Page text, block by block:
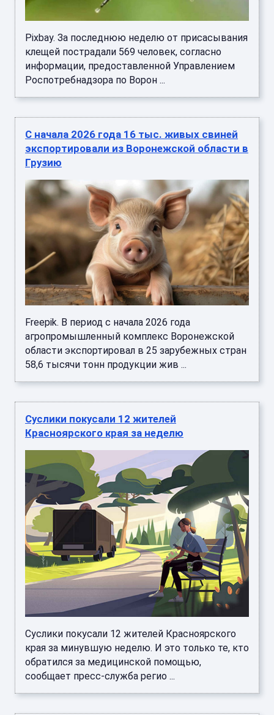
Pixbay. За последнюю неделю от присасывания
клещей пострадали 569 человек, согласно
информации, предоставленной Управлением
Роспотребнадзора по Ворон ...
С начала 2026 года 16 тыс. живых свиней
экспортировали из Воронежской области в
Грузию
Freepik. В период с начала 2026 года
агропромышленный комплекс Воронежской
области экспортировал в 25 зарубежных стран
58,6 тысячи тонн продукции жив ...
Суслики покусали 12 жителей
Красноярского края за неделю
Суслики покусали 12 жителей Красноярского
края за минувшую неделю. И это только те, кто
обратился за медицинской помощью,
сообщает пресс-служба регио ...